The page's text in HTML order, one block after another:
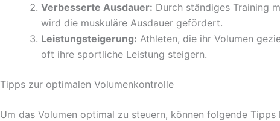
Verbesserte Ausdauer: Durch ständiges Training
wird die muskuläre Ausdauer gefördert.
Leistungsteigerung: Athleten, die ihr Volumen
oft ihre sportliche Leistung steigern.
Tipps zur optimalen Volumenkontrolle
Um das Volumen optimal zu steuern, können folgende Tipps